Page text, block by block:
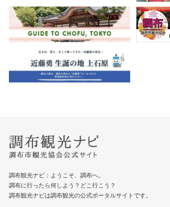
調布観光ナビ：ようこそ、調布へ。
調布に行ったら何しよう？どこ行こう？
調布観光ナビは調布観光の公式ポータルサイトです。